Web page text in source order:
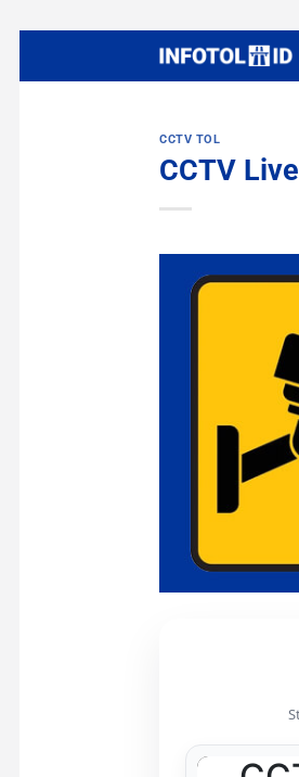
CCTV TOL
CCTV